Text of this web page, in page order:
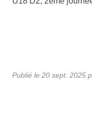
Publié le 20 sept. 2025